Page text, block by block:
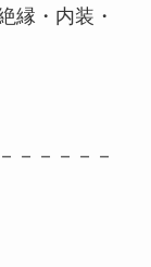
縁・内装・
－－－－－